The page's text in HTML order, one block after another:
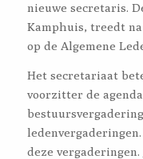
nieuwe secretaris.
Kamphuis, treedt
op de Algemene
Het secretariaat
voorzitter de
deze